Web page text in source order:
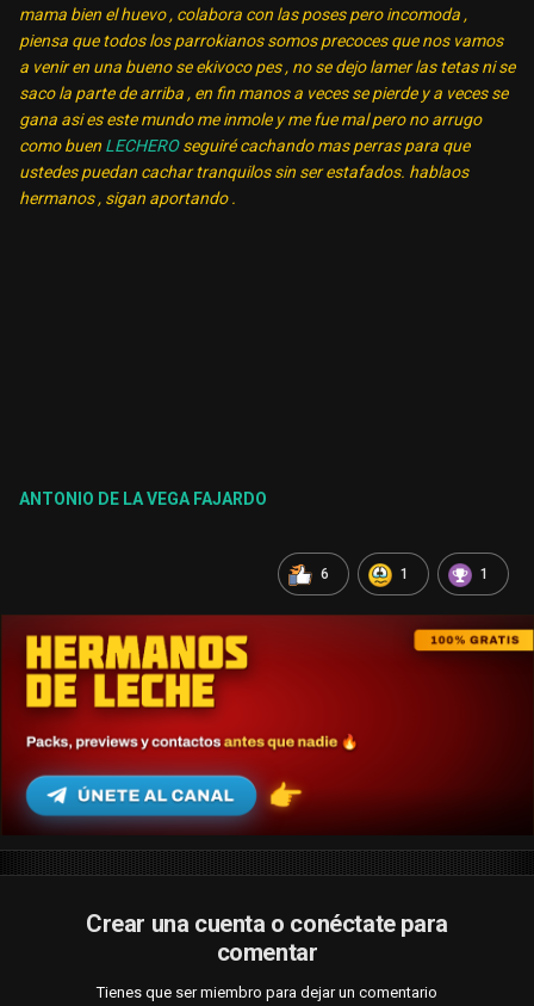
mama bien el huevo , colabora con las poses pero incomoda ,
piensa que todos los parrokianos somos precoces que nos vamos
a venir en una bueno se ekivoco pes , no se dejo lamer las tetas ni se
saco la parte de arriba , en fin manos a veces se pierde y a veces se
gana asi es este mundo me inmole y me fue mal pero no arrugo
como buen LECHEROseguiré cachando mas perras para que
ustedes puedan cachar tranquilos sin ser estafados. hablaos
hermanos , sigan aportando .
ANTONIO DE LA VEGA FAJARDO
6 1 1
Crear una cuenta o conéctate para
comentar
Tienes que ser miembro para dejar un comentario